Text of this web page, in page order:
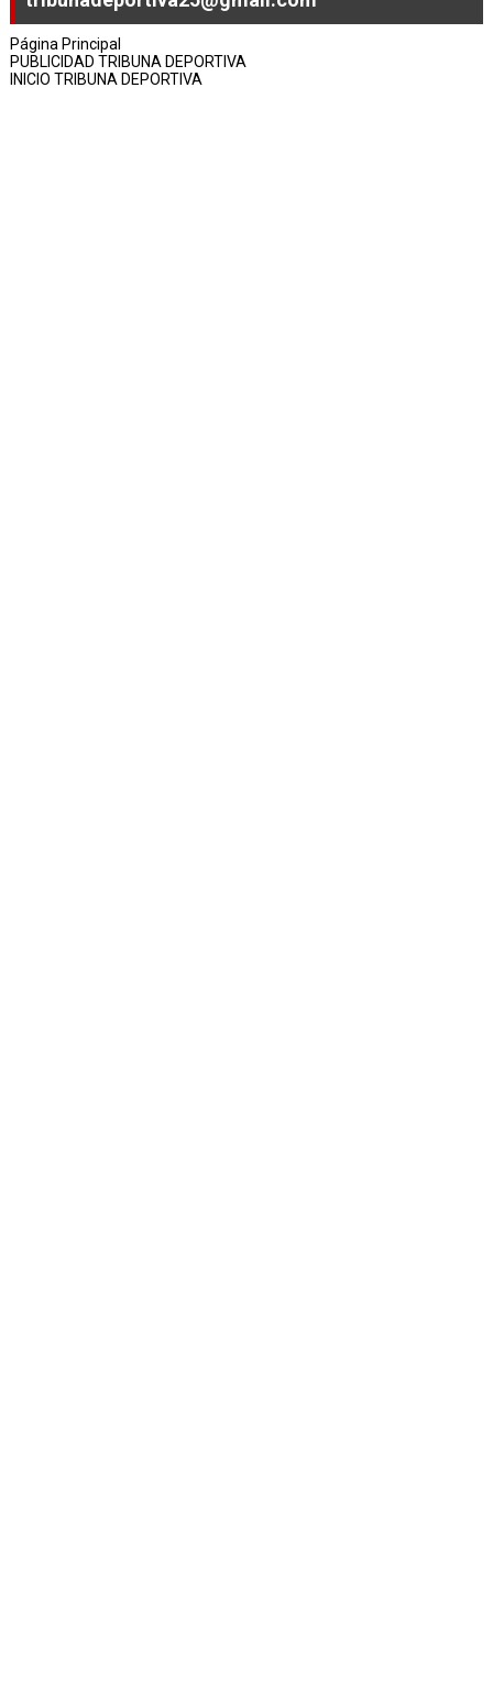
Página Principal
PUBLICIDAD TRIBUNA DEPORTIVA
INICIO TRIBUNA DEPORTIVA